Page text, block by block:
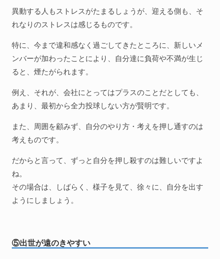
異動する人もストレスがたまるしょうが、迎える側も、そ
れなりのストレスは感じるものです。
特に、今まで違和感なく過ごしてきたところに、新しいメ
ンバーが加わったことにより、自分達に負荷や不満が生じ
ると、煙たがられます。
例え、それが、会社にとってはプラスのことだとしても、
あまり、最初から全力投球しない方が賢明です。
また、周囲を顧みず、自分のやり方・考えを押し通すのは
考えものです。
だからと言って、ずっと自分を押し殺すのは難しいですよ
ね。
その場合は、しばらく、様子を見て、徐々に、自分を出す
ようにしましょう。
⑤出世が遠のきやすい